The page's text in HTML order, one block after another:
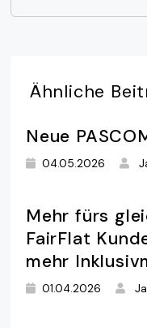
Ähnliche
Neue
04.05.2026
Mehr fürs
FairFlat
mehr
01.04.2026